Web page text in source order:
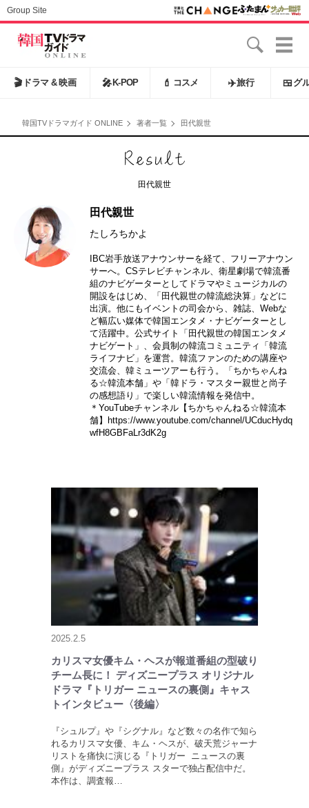
Group Site
🎬 ドラマ & 映画 🎤 K-POP 💄 コスメ ✈️旅行 🍱 グ
韓国TVドラマガイド ONLINE 著者一覧 田代親世
田代親世
田代親世
たしろちかよ
IBC岩手放送アナウンサーを経て、フリーアナウン
サーへ。CSテレビチャンネル、衛星劇場で韓流番
組のナビゲーターとしてドラマやミュージカルの
開設をはじめ、「田代親世の韓流総決算」などに
出演。他にもイベントの司会から、雑誌、Webな
ど幅広い媒体で韓国エンタメ・ナビゲーターとし
て活躍中。公式サイト「田代親世の韓国エンタメ
ナビゲート」、会員制の韓流コミュニティ「韓流
ライフナビ」を運営。韓流ファンのための講座や
交流会、韓ミューツアーも行う。「ちかちゃんね
る☆韓流本舗」や「韓ドラ・マスター親世と尚子
の感想語り」で楽しい韓流情報を発信中。
＊YouTubeチャンネル【ちかちゃんねる☆韓流本
舗】
https://www.youtube.com/channel/UCducHydq
wfH8GBFaLr3dK2g
2025.2.5
カリスマ女優キム・ヘスが報道番組の型破り
チーム長に！ ディズニープラス オリジナル
ドラマ『トリガー ニュースの裏側』キャス
トインタビュー〈後編〉
『シュルプ』や『シグナル』など数々の名作で知ら
れるカリスマ女優、キム・ヘスが、破天荒ジャーナ
リストを痛快に演じる『トリガー ニュースの裏
側』がディズニープラス スターで独占配信中だ。
本作は、調査報…